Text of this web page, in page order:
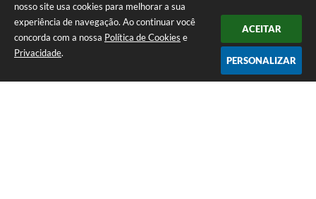
nosso site usa cookies para melhorar a sua
experiência de navegação. Ao continuar você
concorda com a nossa Política de Cookies e
Privacidade.
ACEITAR
PERSONALIZAR